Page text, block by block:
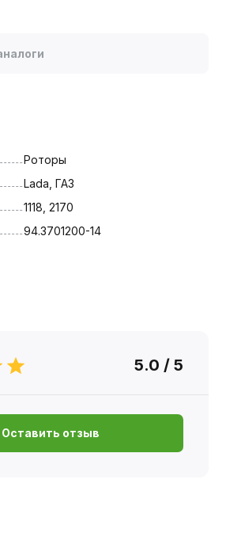
Роторы
Lada, ГАЗ
1118, 2170
94.3701200-14
5.0 / 5
Оставить отзыв